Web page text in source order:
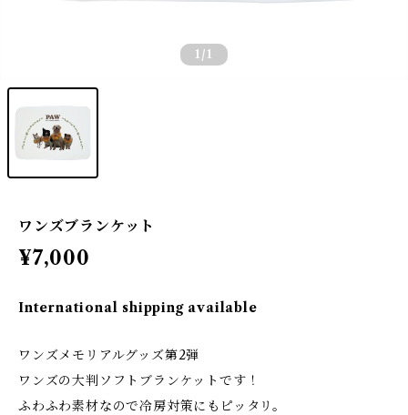
1 /1
ワンズブランケット
¥7,000
International shipping available
ワンズメモリアルグッズ第2弾
ワンズの大判ソフトブランケットです！
ふわふわ素材なので冷房対策にもピッタリ。